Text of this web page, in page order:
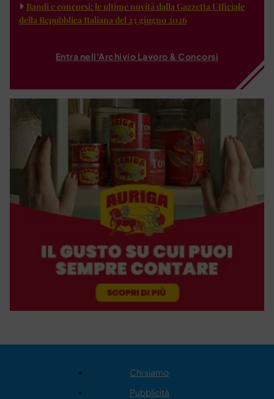
Bandi e concorsi: le ultime novità dalla Gazzetta Ufficiale
della Repubblica Italiana del 23 giugno 2026
Entra nell'Archivio Lavoro & Concorsi
Chi siamo
Pubblicità